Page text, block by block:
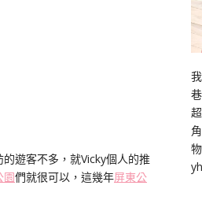
遊客不多，就Vicky個人的推
園們就很可以，這幾年屏東公